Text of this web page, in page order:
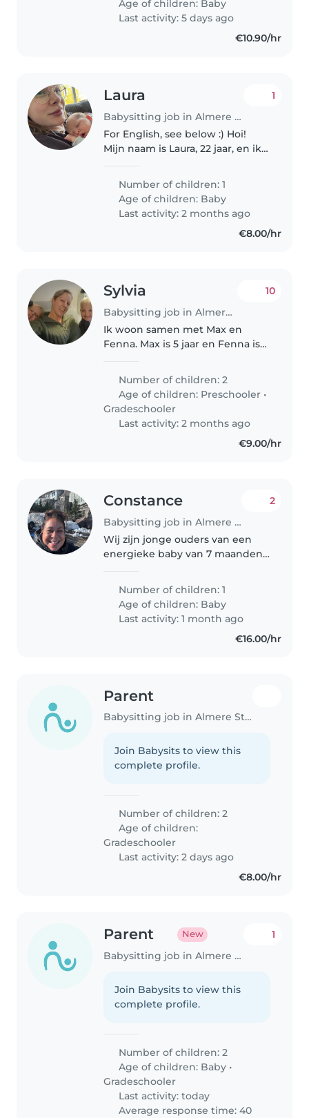
maanden oud zijn.
Age of children: Baby
Last activity: 5 days ago
€10.90/hr
Laura
Babysitting job in Almere Stad
1
For English, see below :) Hoi!
Mijn naam is Laura, 22 jaar, en ik
Aurora, die nu een paar weken
oud is. Ik ben op zoek naar een
betrouwbare en liefdevolle..
Number of children: 1
Age of children: Baby
Last activity: 2 months ago
€8.00/hr
Sylvia
Babysitting job in Almere Stad
10
Ik woon samen met Max en
Fenna. Max is 5 jaar en Fenna is
alleen voor Max een oppas voor
de dinsdagen. Max is een lieve
gevoelige jongen. Max gaat..
Number of children: 2
Age of children: Preschooler •
Gradeschooler
Last activity: 2 months ago
€9.00/hr
Constance
Babysitting job in Almere Stad
2
Wij zijn jonge ouders van een
energieke baby van 7 maanden
gezocht voor een 7 maanden
oude energieke baby het liefst
met ervaring..
Number of children: 1
Age of children: Baby
Last activity: 1 month ago
€16.00/hr
Parent
Babysitting job in Almere Stad
Join Babysits to view this
complete profile.
Number of children: 2
Age of children:
Gradeschooler
Last activity: 2 days ago
€8.00/hr
Parent New
Babysitting job in Almere Stad
1
Join Babysits to view this
complete profile.
Number of children: 2
Age of children: Baby •
Gradeschooler
Last activity: today
Average response time: 40